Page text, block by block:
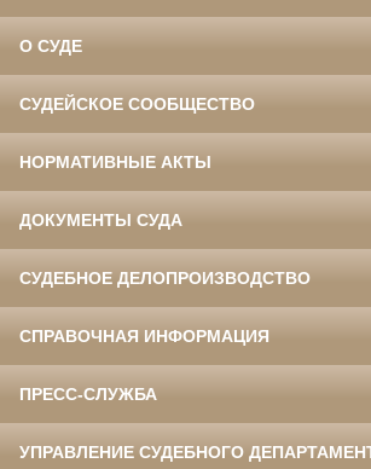
О СУДЕ
СУДЕЙСКОЕ СООБЩЕСТВО
НОРМАТИВНЫЕ АКТЫ
ДОКУМЕНТЫ СУДА
СУДЕБНОЕ ДЕЛОПРОИЗВОДСТВО
СПРАВОЧНАЯ ИНФОРМАЦИЯ
ПРЕСС-СЛУЖБА
УПРАВЛЕНИЕ СУДЕБНОГО